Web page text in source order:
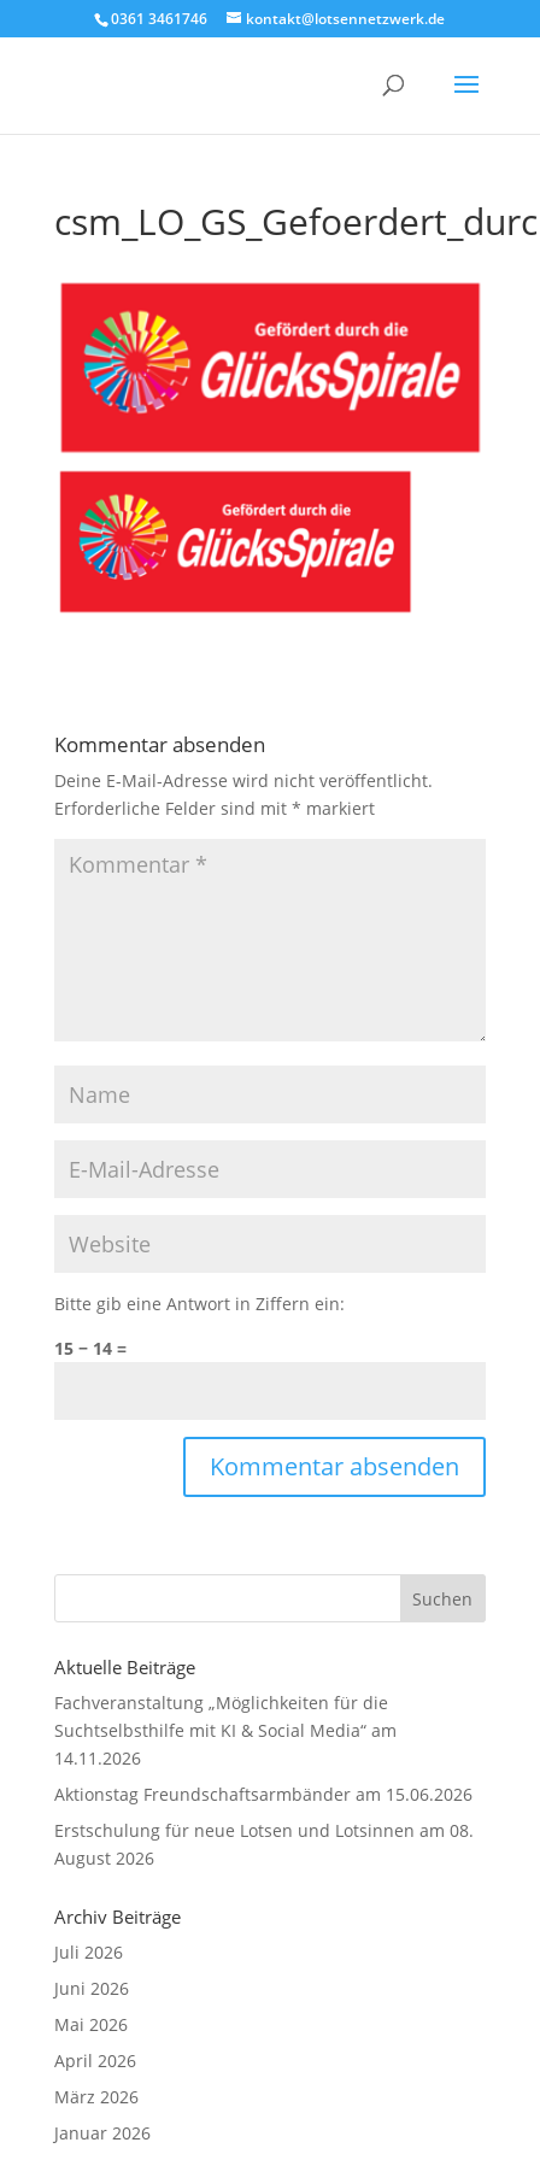
0361 3461746 kontakt@lotsennetzwerk.de
Kommentar absenden
Deine E-Mail-Adresse wird nicht veröffentlicht.
Erforderliche Felder sind mit * markiert
Bitte gib eine Antwort in Ziffern ein:
15 − 14 =
Aktuelle Beiträge
Fachveranstaltung „Möglichkeiten für die
Suchtselbsthilfe mit KI & Social Media“ am
14.11.2026
Aktionstag Freundschaftsarmbänder am 15.06.2026
Erstschulung für neue Lotsen und Lotsinnen am 08.
August 2026
Archiv Beiträge
Juli 2026
Juni 2026
Mai 2026
April 2026
März 2026
Januar 2026